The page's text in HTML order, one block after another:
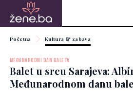
Početna Kultura & zabava
MEĐUNARODNI DAN BALETA
Balet u srcu Sarajeva:
Međunarodnom danu